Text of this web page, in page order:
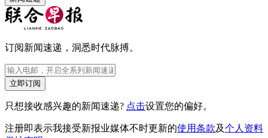
订阅新闻速递，洞悉时代脉搏。
立即订阅
只想接收感兴趣的新闻速递? 点击设置您的偏好。
注册即表示我接受新报业媒体不时更新的使用条款及个人资料